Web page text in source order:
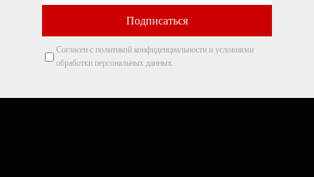
Согласен с политикой конфиденциальности и условиями
обработки персональных данных.